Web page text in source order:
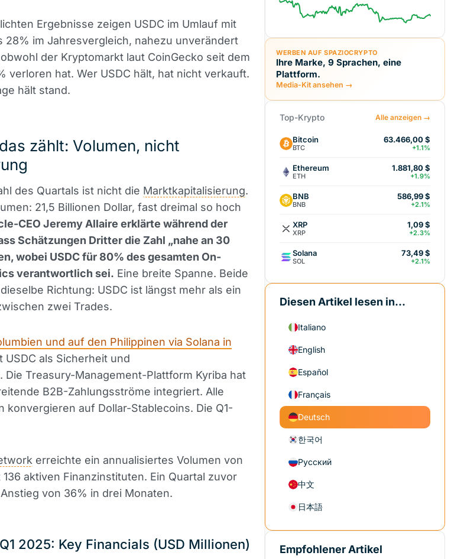
Ergebnisse zeigen USDC im Umlauf mit
28% im Jahresvergleich, nahezu unverändert
der Kryptomarkt laut CoinGecko seit dem
verloren hat. Wer USDC hält, hat nicht verkauft.
hält stand.
zählt: Volumen, nicht
des Quartals ist nicht die Marktkapitalisierung.
21,5 Billionen Dollar, fast dreimal so hoch
CEO Jeremy Allaire erklärte während der
Schätzungen Dritter die Zahl „nahe an 30
wobei USDC für 80% des gesamten On-
verantwortlich sei. Eine breite Spanne. Beide
Richtung: USDC ist längst mehr als ein
zwei Trades.
und auf den Philippinen via Solana in
USDC als Sicherheit und
Treasury-Management-Plattform Kyriba hat
B2B-Zahlungsströme integriert. Alle
konvergieren auf Dollar-Stablecoins. Die Q1-
erreichte ein annualisiertes Volumen von
aktiven Finanzinstituten. Ein Quartal zuvor
von 36% in drei Monaten.
2025: Key Financials (USD Millionen)
WERBEN AUF SPAZIOCRYPTO
Ihre Marke, 9 Sprachen, eine
Plattform.
Media-Kit ansehen →
Top-Krypto Alle anzeigen →
Bitcoin
BTC
63.466,00 $
+1.1%
Ethereum
ETH
1.881,80 $
+1.9%
BNB
BNB
586,99 $
+2.1%
XRP
XRP
1,09 $
+2.3%
Solana
SOL
73,49 $
+2.1%
Diesen Artikel lesen in...
Italiano
English
Español
Français
Deutsch
한국어
Русский
中文
日本語
Empfohlener Artikel